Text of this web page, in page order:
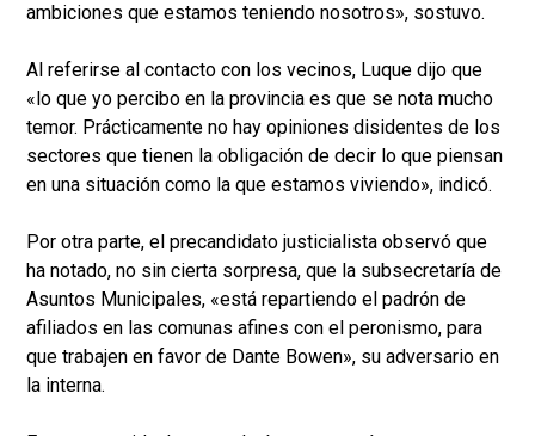
ambiciones que estamos teniendo nosotros», sostuvo.
Al referirse al contacto con los vecinos, Luque dijo que
«lo que yo percibo en la provincia es que se nota mucho
temor. Prácticamente no hay opiniones disidentes de los
sectores que tienen la obligación de decir lo que piensan
en una situación como la que estamos viviendo», indicó.
Por otra parte, el precandidato justicialista observó que
ha notado, no sin cierta sorpresa, que la subsecretaría de
Asuntos Municipales, «está repartiendo el padrón de
afiliados en las comunas afines con el peronismo, para
que trabajen en favor de Dante Bowen», su adversario en
la interna.